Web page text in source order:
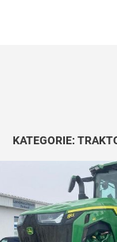
KATEGORIE: